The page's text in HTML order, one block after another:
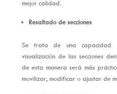
mejor calidad.
Resaltado de secciones
Se trata de una capacidad
visualización de las secciones
de esta manera será más
movilizar, modificar o ajustar de